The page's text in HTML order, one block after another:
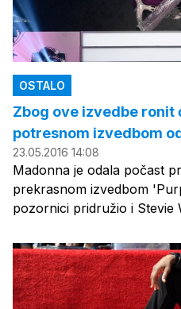
OSTALO
Zbog ove izvedbe ronit
potresnom izvedbom
23.05.2016 14:08
Madonna je odala počast
prekrasnom izvedbom
pozornici pridružio i Stevie